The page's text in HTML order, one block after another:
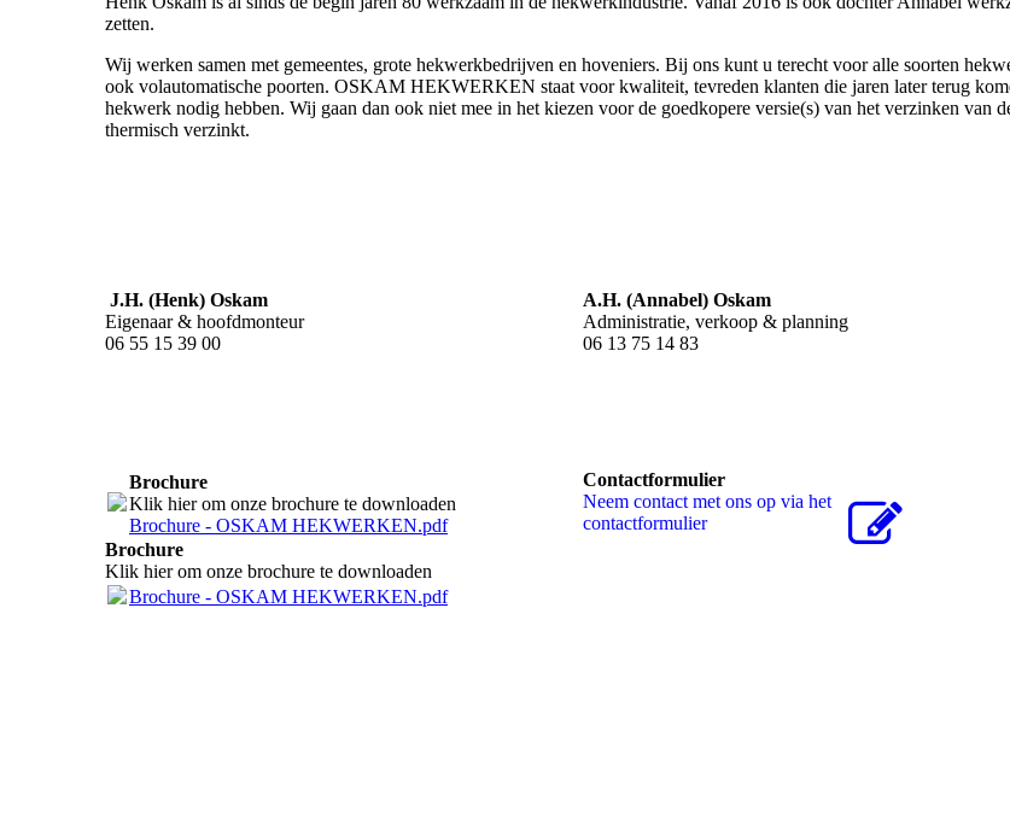
zetten.
Wij werken samen met gemeentes, grote hekwerkbedrijven en hoveniers. Bij ons kunt u terecht voor alle soorten
ook volautomatische poorten. OSKAM HEKWERKEN staat voor kwaliteit, tevreden klanten die jaren later terug
hekwerk nodig hebben. Wij gaan dan ook niet mee in het kiezen voor de goedkopere versie(s) van het verzinken van
thermisch verzinkt.
J.H. (Henk) Oskam
Eigenaar & hoofdmonteur
06 55 15 39 00
A.H. (Annabel) Oskam
Administratie, verkoop & planning
06 13 75 14 83
Brochure
Klik hier om onze brochure te downloaden
Brochure - OSKAM HEKWERKEN.pdf
Brochure
Klik hier om onze brochure te downloaden
Brochure - OSKAM HEKWERKEN.pdf
Contactformulier
Neem contact met ons op via het
contactformulier